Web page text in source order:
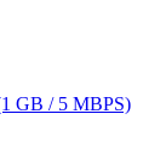
GB / 5 MBPS)